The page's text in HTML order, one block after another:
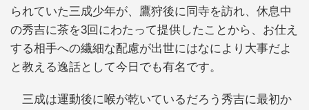
られていた三成少年が、鷹狩後に同寺を訪れ、休息中
の秀吉に茶を3回にわたって提供したことから、お仕え
する相手への繊細な配慮が出世にはなにより大事だよ
と教える逸話として今日でも有名です。
三成は運動後に喉が乾いているだろう秀吉に最初か